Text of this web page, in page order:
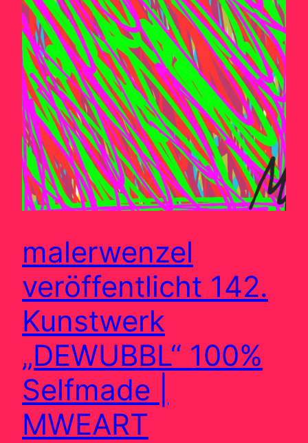
malerwenzel
veröffentlicht 142.
Kunstwerk
„DEWUBBL“ 100%
Selfmade |
MWEART